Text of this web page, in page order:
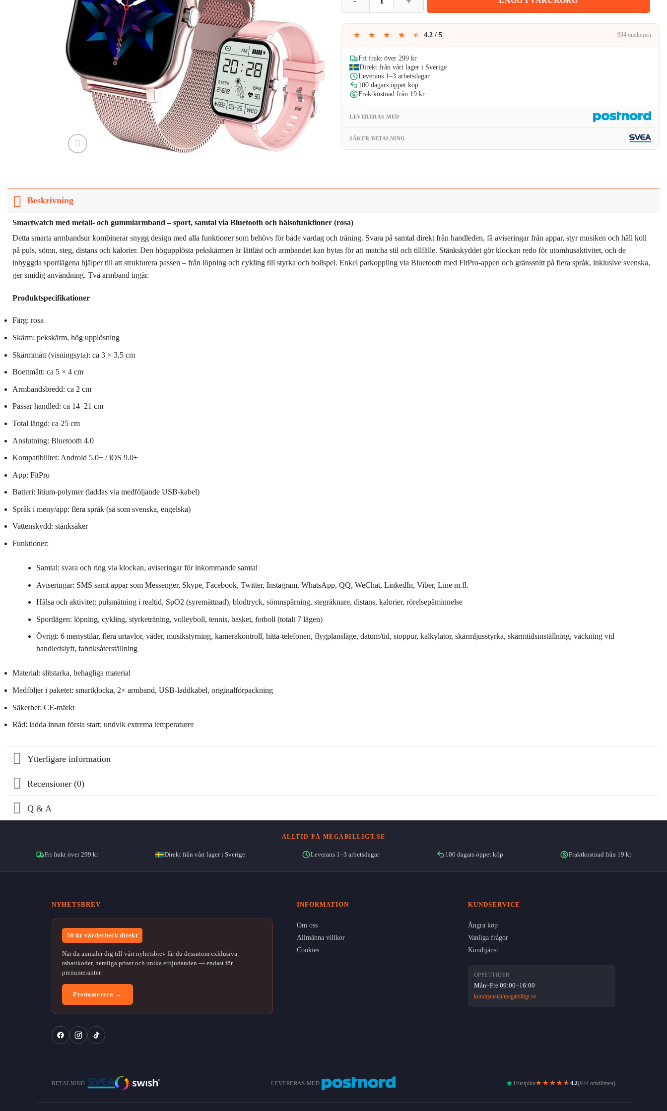
★ ★ ★ ★ ★ 4.2 / 5 934 omdömen
Fri frakt över 299 kr
Direkt från vårt lager i Sverige
Leverans 1–3 arbetsdagar
100 dagars öppet köp
Fraktkostnad från 19 kr
LEVERERAS MED
SÄKER BETALNING
Beskrivning
Smartwatch med metall- och gummiarmband – sport, samtal via Bluetooth och hälsofunktioner (rosa)
Detta smarta armbandsur kombinerar snygg design med alla funktioner som behövs för både vardag och träning. Svara på samtal direkt från handleden, få aviseringar från appar, styr musiken och håll koll
på puls, sömn, steg, distans och kalorier. Den högupplösta pekskärmen är lättläst och armbandet kan bytas för att matcha stil och tillfälle. Stänkskyddet gör klockan redo för utomhusaktivitet, och de
inbyggda sportlägena hjälper till att strukturera passen – från löpning och cykling till styrka och bollspel. Enkel parkoppling via Bluetooth med FitPro-appen och gränssnitt på flera språk, inklusive svenska,
ger smidig användning. Två armband ingår.
Produktspecifikationer
Färg: rosa
Skärm: pekskärm, hög upplösning
Skärmmått (visningsyta): ca 3 × 3,5 cm
Boettmått: ca 5 × 4 cm
Armbandsbredd: ca 2 cm
Passar handled: ca 14–21 cm
Total längd: ca 25 cm
Anslutning: Bluetooth 4.0
Kompatibilitet: Android 5.0+ / iOS 9.0+
App: FitPro
Batteri: litium‑polymer (laddas via medföljande USB‑kabel)
Språk i meny/app: flera språk (så som svenska, engelska)
Vattenskydd: stänksäker
Funktioner:
Samtal: svara och ring via klockan, aviseringar för inkommande samtal
Aviseringar: SMS samt appar som Messenger, Skype, Facebook, Twitter, Instagram, WhatsApp, QQ, WeChat, LinkedIn, Viber, Line m.fl.
Hälsa och aktivitet: pulsmätning i realtid, SpO2 (syremättnad), blodtryck, sömnspårning, stegräknare, distans, kalorier, rörelsepåminnelse
Sportlägen: löpning, cykling, styrketräning, volleyboll, tennis, basket, fotboll (totalt 7 lägen)
Övrigt: 6 menystilar, flera urtavlor, väder, musikstyrning, kamerakontroll, hitta‑telefonen, flygplansläge, datum/tid, stoppur, kalkylator, skärmljusstyrka, skärmtidsinställning, väckning vid
handledslyft, fabriksåterställning
Material: slitstarka, behagliga material
Medföljer i paketet: smartklocka, 2× armband, USB‑laddkabel, originalförpackning
Säkerhet: CE‑märkt
Råd: ladda innan första start; undvik extrema temperaturer
Ytterligare information
Recensioner (0)
Q & A
ALLTID PÅ MEGABILLIGT.SE
Fri frakt över 299 kr Direkt från vårt lager i Sverige Leverans 1–3 arbetsdagar 100 dagars öppet köp Fraktkostnad från 19 kr
NYHETSBREV
50 kr värdecheck direkt
När du anmäler dig till vårt nyhetsbrev får du dessutom exklusiva
rabattkoder, hemliga priser och unika erbjudanden — endast för
prenumeranter.
Prenumerera →
INFORMATION
Om oss
Allmänna villkor
Cookies
KUNDSERVICE
Ångra köp
Vanliga frågor
Kundtjänst
ÖPPETTIDER
Mån–Fre 09:00–16:00
kundtjanst@megabilligt.se
BETALNING LEVERERAS MED Trustpilot★★★★ ★ 4.2(934 omdömen)